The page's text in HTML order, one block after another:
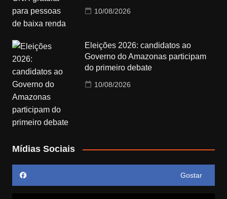
10/08/2026
Eleições 2026: candidatos ao
Governo do Amazonas participam
do primeiro debate
10/08/2026
Mídias Sociais
Gostar